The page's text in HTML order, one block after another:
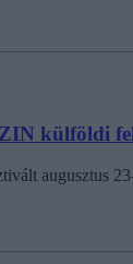
külföldi
augusztus